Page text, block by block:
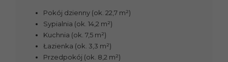
Pokój dzienny (ok. 22,7 m²)
Sypialnia (ok. 14,2 m²)
Kuchnia (ok. 7,5 m²)
Łazienka (ok. 3,3 m²)
Przedpokój (ok. 8,2 m²)